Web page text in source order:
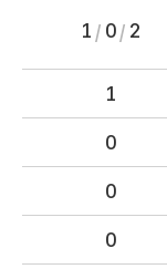
1 /0/2
1
0
0
0